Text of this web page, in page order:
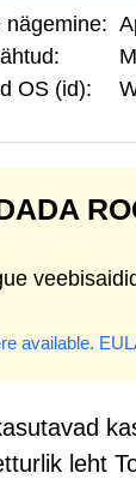
nägemine:
OS (id):
available.
leht